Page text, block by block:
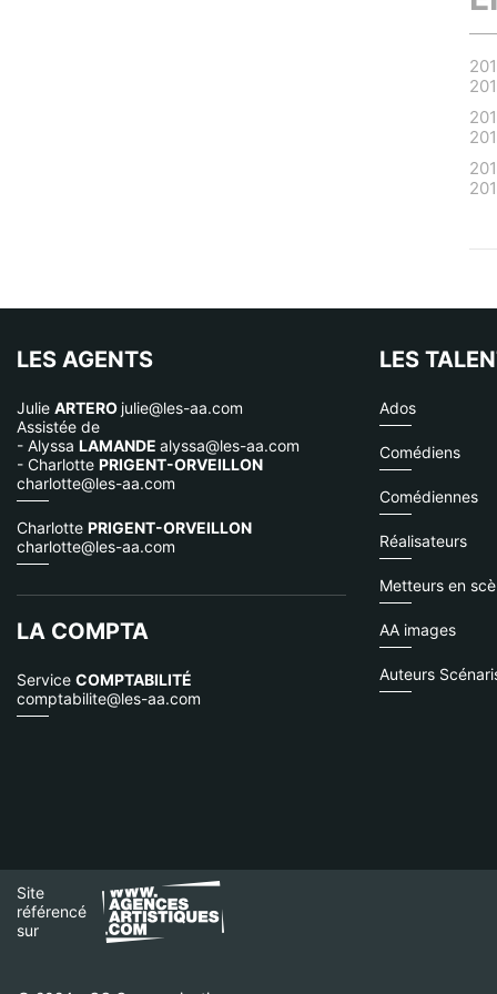
LES AGENTS
Julie ARTERO julie@les-aa.com
Assistée de
- Alyssa LAMANDE alyssa@les-aa.com
- Charlotte PRIGENT-ORVEILLON
charlotte@les-aa.com
Charlotte PRIGENT-ORVEILLON
charlotte@les-aa.com
LA COMPTA
Service COMPTABILITÉ
comptabilite@les-aa.com
LES
Ados
Comédiens
Comédiennes
Réalisateurs
Metteurs en
AA images
Auteurs
Site
référencé
sur